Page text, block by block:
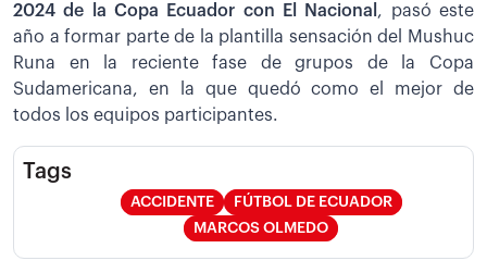
2024 de la Copa Ecuador con El Nacional , pasó este
año a formar parte de la plantilla sensación del Mushuc
Runa en la reciente fase de grupos de la Copa
Sudamericana, en la que quedó como el mejor de
todos los equipos participantes.
Tags
ACCIDENTE
FÚTBOL DE ECUADOR
MARCOS OLMEDO